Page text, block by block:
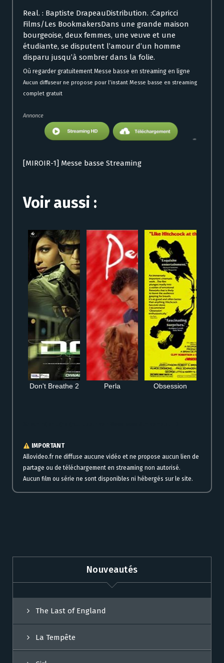
Real. : Baptiste DrapeauDistribution. :Capricci
Films/Les BookmakersDans une grande maison
bourgeoise, deux femmes, une veuve et une
étudiante, se disputent l’amour d’un homme
disparu jusqu’à sombrer dans la folie.
Où regarder gratuitement Messe basse en streaming en ligne
Aucun diffuseur ne propose pour l’instant Messe basse en streaming
complet gratuit
Annonce
[MIROIR-1] Messe basse Streaming
Voir aussi :
Don't Breathe 2 Perla Obsession
IMPORTANT
Allovideo.fr ne diffuse aucune vidéo et ne propose aucun lien de
partage ou de téléchargement en streaming non autorisé.
Aucun film ou série ne sont disponibles ni hébergés sur le site.
Nouveautés
The Last of England
La Tempête